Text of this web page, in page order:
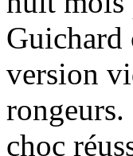
Guichard
version
choc